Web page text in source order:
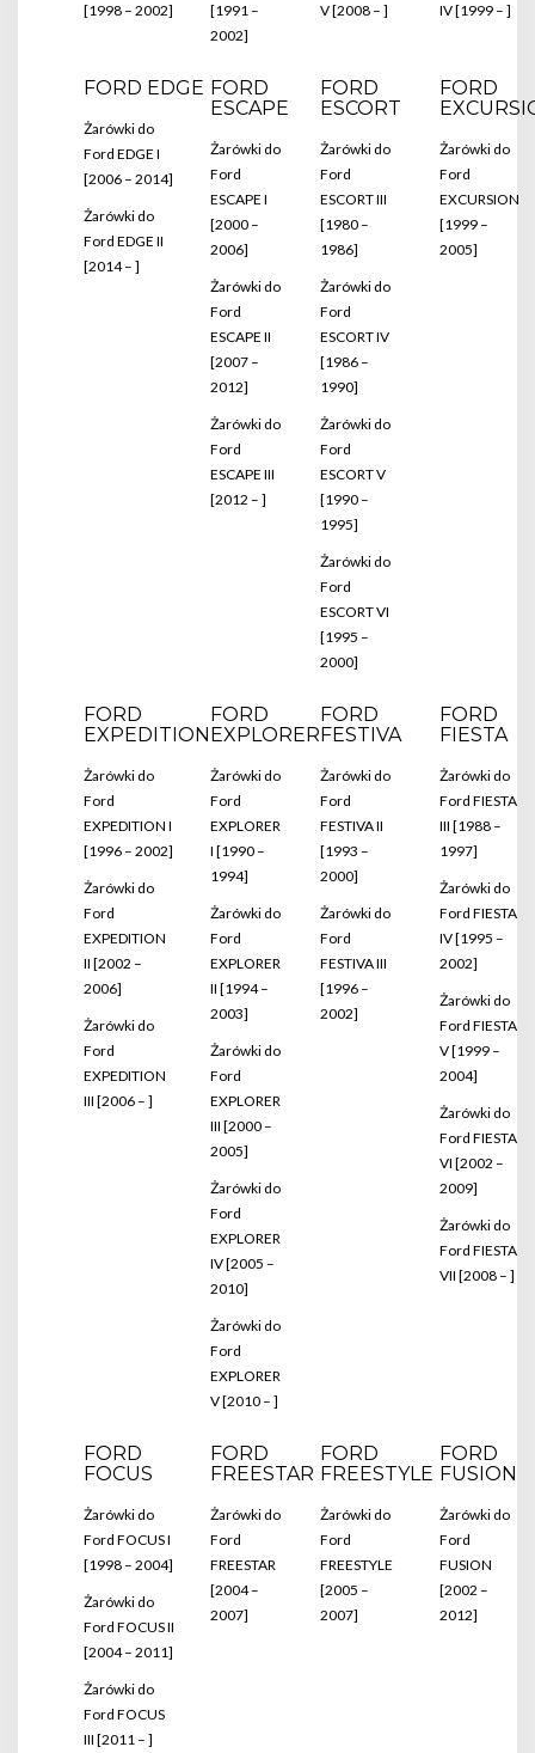
[1998 – 2002]
[1991 –
2002]
V [2008 – ]
IV [1999 – ]
FORD EDGE
Żarówki do
Ford EDGE I
[2006 – 2014]
Żarówki do
Ford EDGE II
[2014 – ]
FORD
ESCAPE
Żarówki do
Ford
ESCAPE I
[2000 –
2006]
Żarówki do
Ford
ESCAPE II
[2007 –
2012]
Żarówki do
Ford
ESCAPE III
[2012 – ]
FORD
ESCORT
Żarówki do
Ford
ESCORT III
[1980 –
1986]
Żarówki do
Ford
ESCORT IV
[1986 –
1990]
Żarówki do
Ford
ESCORT V
[1990 –
1995]
Żarówki do
Ford
ESCORT VI
[1995 –
2000]
FORD
Żarówki do
Ford
EXCURSION
[1999 –
2005]
FORD
EXPEDITION
Żarówki do
Ford
EXPEDITION I
[1996 – 2002]
Żarówki do
Ford
EXPEDITION
II [2002 –
2006]
Żarówki do
Ford
EXPEDITION
III [2006 – ]
FORD
EXPLORER
Żarówki do
Ford
EXPLORER
I [1990 –
1994]
Żarówki do
Ford
EXPLORER
II [1994 –
2003]
Żarówki do
Ford
EXPLORER
III [2000 –
2005]
Żarówki do
Ford
EXPLORER
IV [2005 –
2010]
Żarówki do
Ford
EXPLORER
V [2010 – ]
FORD
FESTIVA
Żarówki do
Ford
FESTIVA II
[1993 –
2000]
Żarówki do
Ford
FESTIVA III
[1996 –
2002]
FORD
FIESTA
Żarówki do
Ford FIESTA
III [1988 –
1997]
Żarówki do
Ford FIESTA
IV [1995 –
2002]
Żarówki do
Ford FIESTA
V [1999 –
2004]
Żarówki do
Ford FIESTA
VI [2002 –
2009]
Żarówki do
Ford FIESTA
VII [2008 – ]
FORD
FOCUS
Żarówki do
Ford FOCUS I
[1998 – 2004]
Żarówki do
Ford FOCUS II
[2004 – 2011]
Żarówki do
Ford FOCUS
III [2011 – ]
FORD
FREESTAR
Żarówki do
Ford
FREESTAR
[2004 –
2007]
FORD
FREESTYLE
Żarówki do
Ford
FREESTYLE
[2005 –
2007]
FORD
FUSION
Żarówki do
Ford
FUSION
[2002 –
2012]